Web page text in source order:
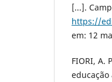
[...].
https://
em: 12
FIORI, A.
educação